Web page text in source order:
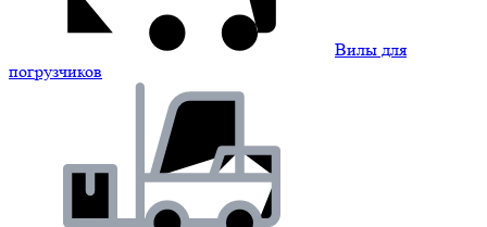
Вилы для
погрузчиков